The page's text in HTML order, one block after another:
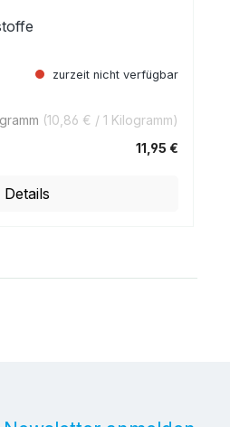
zurzeit nicht verfügbar
(10,86 € / 1 Kilogramm)
11,95 €
Details